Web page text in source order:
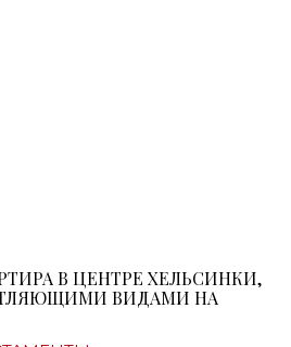
В ЦЕНТРЕ ХЕЛЬСИНКИ,
ВИДАМИ НА